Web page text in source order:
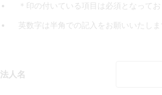
＊印の付いている項目は必須となって
英数字は半角での記入をお願いいたしま
法人名